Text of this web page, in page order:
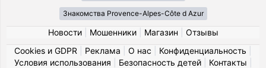
Знакомства Provence-Alpes-Côte d Azur
Новости| Мошенники| Магазин
Отзывы
Cookies и GDPR
Реклама О нас Конфиденциальность
Условия использования
Безопасность детей| Контакты